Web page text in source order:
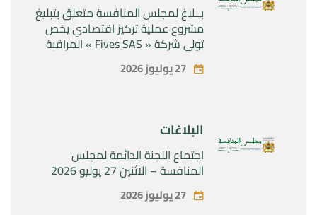
بــلاغ لمجلس المنافسة متعلق بتبليغ
مشروع عملية تركيز اقتصادي يخص
تولي شركة « Fives SAS » المراقبة
SAS »27 يوليوز 2026
البلاغات
اجتماع اللجنة الدائمة لمجلس
المنافسة – الاثنين 27 يوليو 2026
27 يوليوز 2026